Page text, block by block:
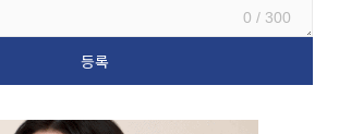
0 / 300